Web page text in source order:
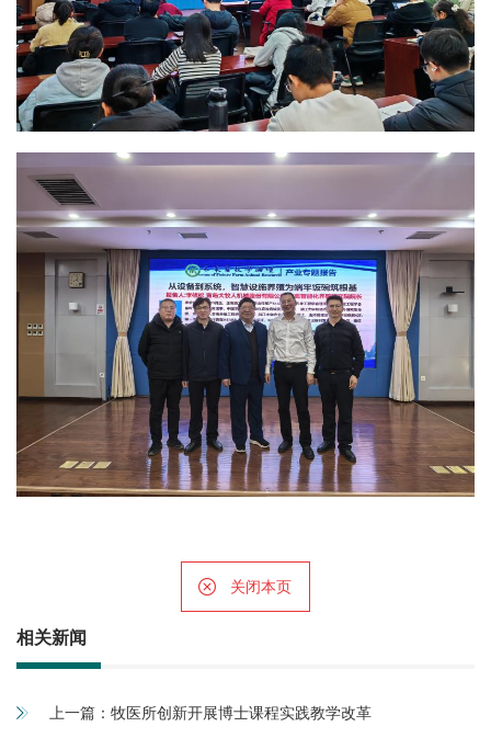
关闭本页
相关新闻
上一篇： 牧医所创新开展博士课程实践教学改革